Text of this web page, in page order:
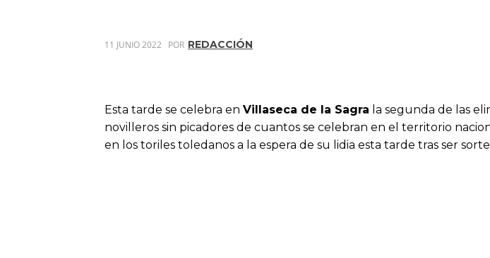
11 JUNIO 2022 POR REDACCIÓN
Esta tarde se celebra en Villaseca de la Sagra la segunda de las
novilleros sin picadores de cuantos se celebran en el territorio
en los toriles toledanos a la espera de su lidia esta tarde tras ser